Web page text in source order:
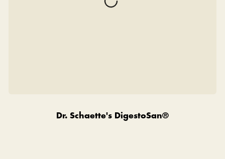
Dr. Schaette's DigestoSan®